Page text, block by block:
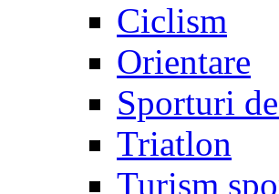
Ciclism
Orientare
Sporturi
Triatlon
Turism